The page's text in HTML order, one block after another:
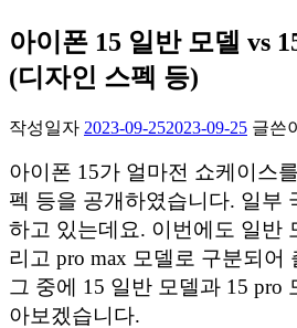
아이폰 15 일반 모델 vs
(디자인 스펙 등)
작성일자 2023-09-252023-09-25 글쓴
아이폰 15가 얼마전 쇼케이스
펙 등을 공개하였습니다. 일부
하고 있는데요. 이번에도 일반
리고 pro max 모델로 구분되어
그 중에 15 일반 모델과 15 pro
아보겠습니다.